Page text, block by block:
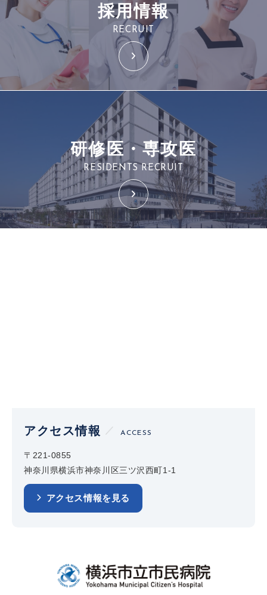
採用情報
RECRUIT
研修医・専攻医
RESIDENTS RECRUIT
アクセス情報 ACCESS
〒221-0855
神奈川県横浜市神奈川区三ツ沢西町1-1
アクセス情報を見る